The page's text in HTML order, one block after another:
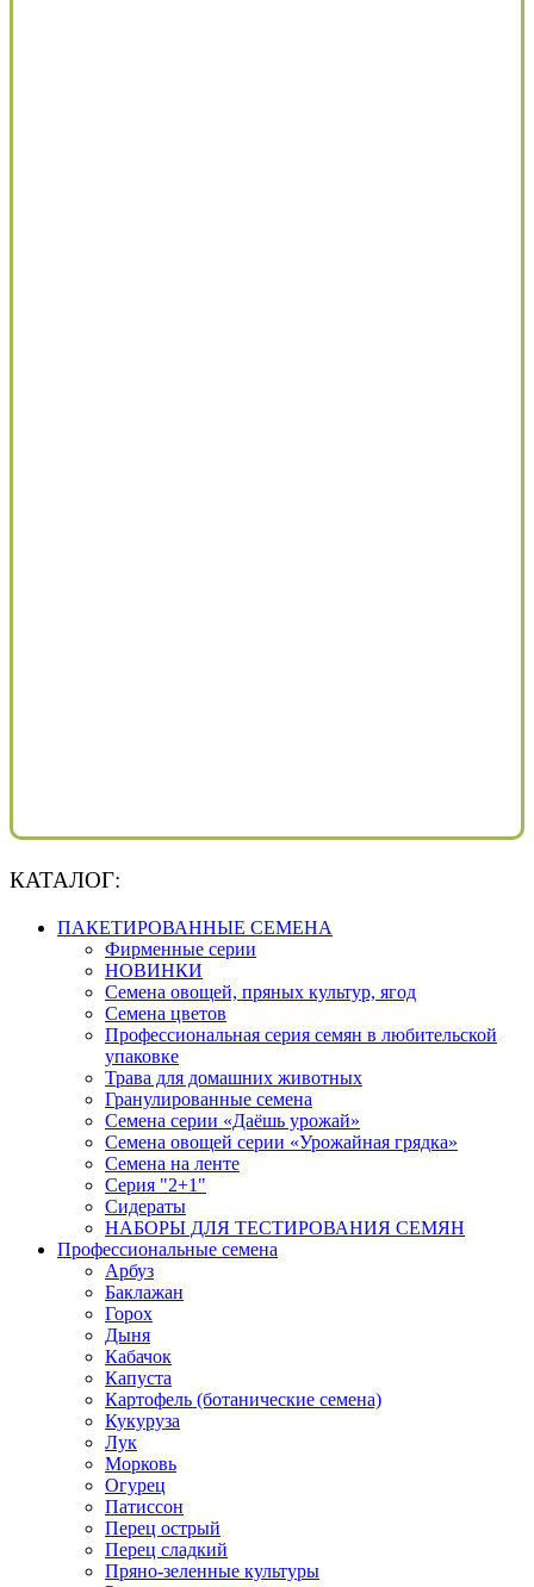
КАТАЛОГ:
ПАКЕТИРОВАННЫЕ СЕМЕНА
Фирменные серии
НОВИНКИ
Семена овощей, пряных культур, ягод
Семена цветов
Профессиональная серия семян в любительской
упаковке
Трава для домашних животных
Гранулированные семена
Семена серии «Даёшь урожай»
Семена овощей серии «Урожайная грядка»
Семена на ленте
Серия "2+1"
Сидераты
НАБОРЫ ДЛЯ ТЕСТИРОВАНИЯ СЕМЯН
Профессиональные семена
Арбуз
Баклажан
Горох
Дыня
Кабачок
Капуста
Картофель (ботанические семена)
Кукуруза
Лук
Морковь
Огурец
Патиссон
Перец острый
Перец сладкий
Пряно-зеленные культуры